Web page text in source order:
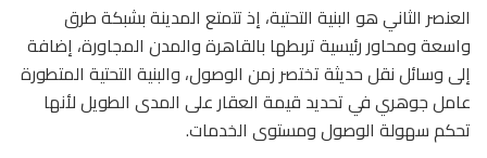
العنصر الثاني هو البنية التحتية، إذ تتمتع المدينة بشبكة طرق
واسعة ومحاور رئيسية تربطها بالقاهرة والمدن المجاورة، إضافة
إلى وسائل نقل حديثة تختصر زمن الوصول، والبنية التحتية المتطورة
عامل جوهري في تحديد قيمة العقار على المدى الطويل لأنها
تحكم سهولة الوصول ومستوى الخدمات.